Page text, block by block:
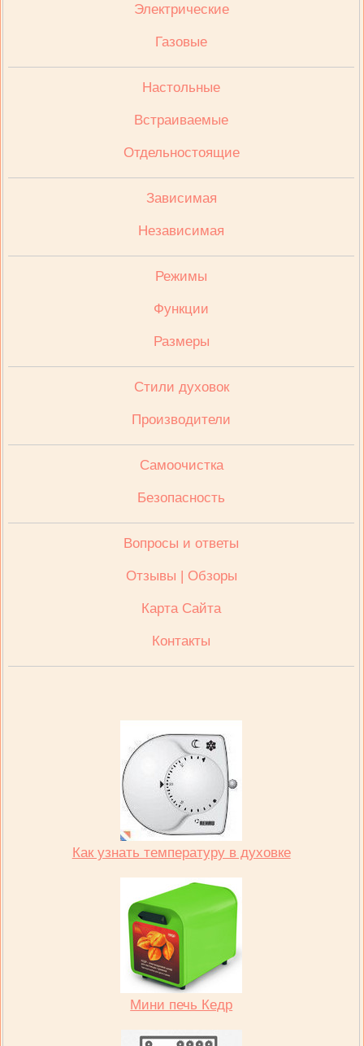
Электрические
Газовые
Настольные
Встраиваемые
Отдельностоящие
Зависимая
Независимая
Режимы
Функции
Размеры
Стили духовок
Производители
Cамоочистка
Безопасность
Вопросы и ответы
Отзывы | Обзоры
Карта Сайта
Контакты
Как узнать температуру в духовке
Мини печь Кедр